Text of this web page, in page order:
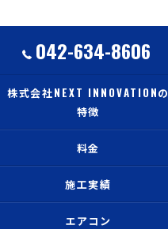
042-634-8606
株式会社NEXT INNOVATIONの
特徴
料金
施工実績
エアコン